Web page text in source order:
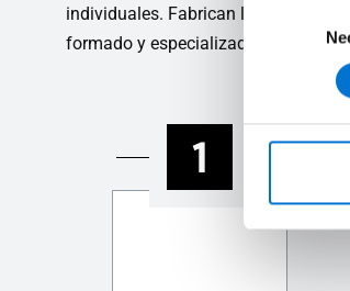
Consent
Selection
individuales. Fabrican los sistemas
formado y especializado te ayudará
1